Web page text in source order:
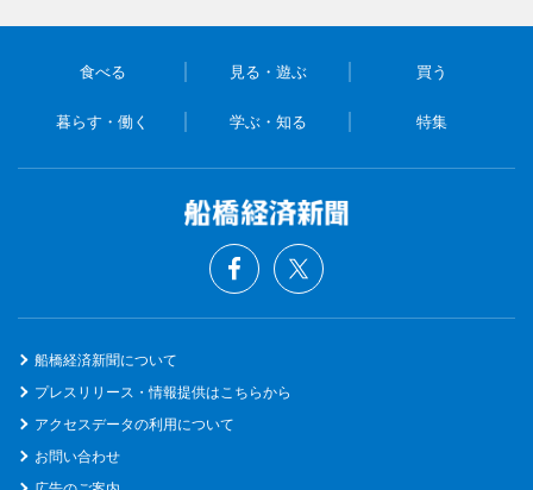
食べる 見る・遊ぶ 買う
暮らす・働く 学ぶ・知る 特集
船橋経済新聞について
プレスリリース・情報提供はこちらから
アクセスデータの利用について
お問い合わせ